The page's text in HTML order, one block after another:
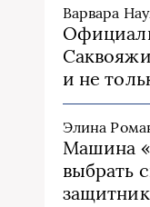
Варвара
и не
Элина
Машина
выбрать